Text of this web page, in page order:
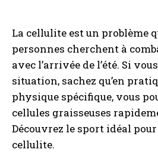
La cellulite est un problème
personnes cherchent à
avec l’arrivée de l’été. Si
situation, sachez qu’en
physique spécifique, vous
cellules graisseuses
Découvrez le sport idéal
cellulite.